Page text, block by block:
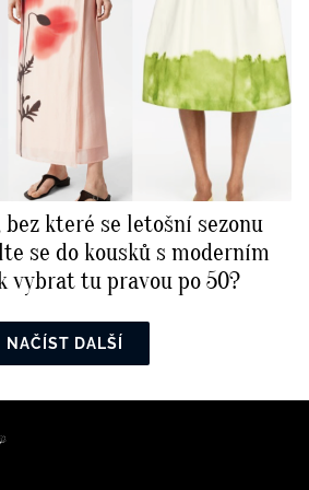
které se letošní sezonu
se do kousků s moderním
vybrat tu pravou po 50?
NAČÍST DALŠÍ